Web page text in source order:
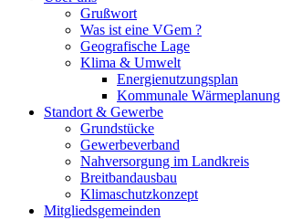
Grußwort
Was ist eine VGem ?
Geografische Lage
Klima & Umwelt
Energienutzungsplan
Kommunale Wärmeplanung
Standort & Gewerbe
Grundstücke
Gewerbeverband
Nahversorgung im Landkreis
Breitbandausbau
Klimaschutzkonzept
Mitgliedsgemeinden